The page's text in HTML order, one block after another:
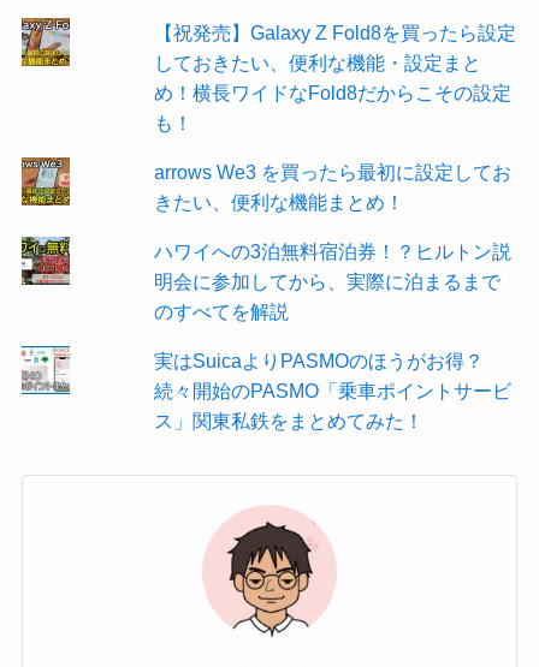
【祝発売】Galaxy Z Fold8を買ったら設定
しておきたい、便利な機能・設定まと
め！横長ワイドなFold8だからこその設定
も！
arrows We3 を買ったら最初に設定してお
きたい、便利な機能まとめ！
ハワイへの3泊無料宿泊券！？ヒルトン説
明会に参加してから、実際に泊まるまで
のすべてを解説
実はSuicaよりPASMOのほうがお得？
続々開始のPASMO「乗車ポイントサービ
ス」関東私鉄をまとめてみた！